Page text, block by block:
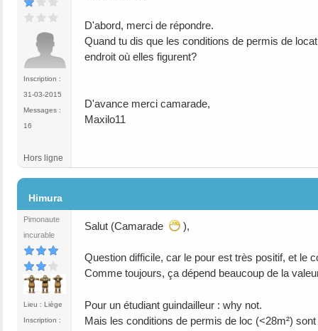
Inscription :
31-03-2015
Messages :
16
D'abord, merci de répondre.
Quand tu dis que les conditions de permis de
endroit où elles figurent?
D'avance merci camarade,
Maxilo11
Hors ligne
Himura
Pimonaute
incurable
Lieu : Liège
Inscription :
Salut (Camarade ),
Question difficile, car le pour est très positif, et le
Comme toujours, ça dépend beaucoup de la
Pour un étudiant guindailleur : why not.
Mais les conditions de permis de loc (<28m²)